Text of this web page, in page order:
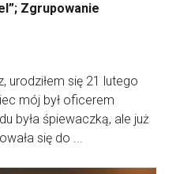
Zgrupowanie
urodziłem się 21 lutego
mój był oficerem
była śpiewaczką, ale już
się do ...